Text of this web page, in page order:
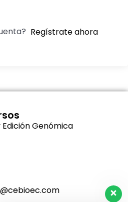
Regístrate ahora
Genómica